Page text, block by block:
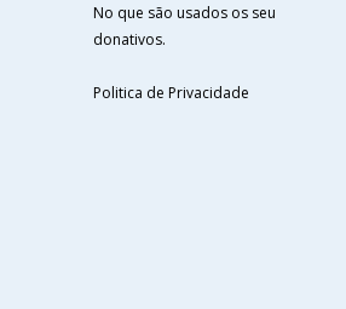
No que são usados os seu
donativos.
Politica de Privacidade